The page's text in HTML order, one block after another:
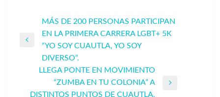
Navegación
de
entradas
Entrada
anterior
MÁS DE 200 PERSONAS PARTICIPAN
EN LA PRIMERA CARRERA LGBT+ 5K
“YO SOY CUAUTLA, YO SOY
DIVERSO”.
LLEGA PONTE EN MOVIMIENTO
“ZUMBA EN TU COLONIA” A
DISTINTOS PUNTOS DE CUAUTLA.